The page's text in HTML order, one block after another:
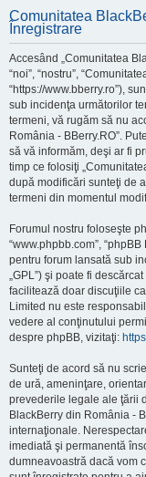
Comunitatea
Înregistrare
Accesând „Comunitatea
“noi”, “nostru”,
“https://www.bberry.ro”),
sub incidenţa următorilor
termeni, vă rugăm să nu
România - BBerry.RO”.
să vă informăm, deşi ar fi
timp ce folosiţi
după modificări sunteţi de
termeni din momentul
Forumul nostru foloseşte
“www.phpbb.com”,
pentru forum lansată sub
„GPL”) şi poate fi
facilitează doar discuţiile
Limited nu este
vedere al conţinutului
despre phpBB, vizitaţi:
Sunteţi de acord să nu
de ură, ameninţare,
prevederile legale ale ţării
BlackBerry din România -
internaţionale.
imediată şi permanentă
dumneavoastră dacă vom